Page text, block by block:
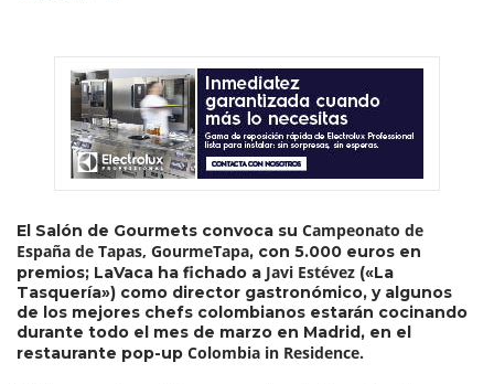
El Salón de Gourmets convoca su Campeonato de
España de Tapas, GourmeTapa, con 5.000 euros en
premios; LaVaca ha fichado a Javi Estévez («La
Tasquería») como director gastronómico, y algunos
de los mejores chefs colombianos estarán cocinando
durante todo el mes de marzo en Madrid, en el
restaurante pop-up Colombia in Residence.